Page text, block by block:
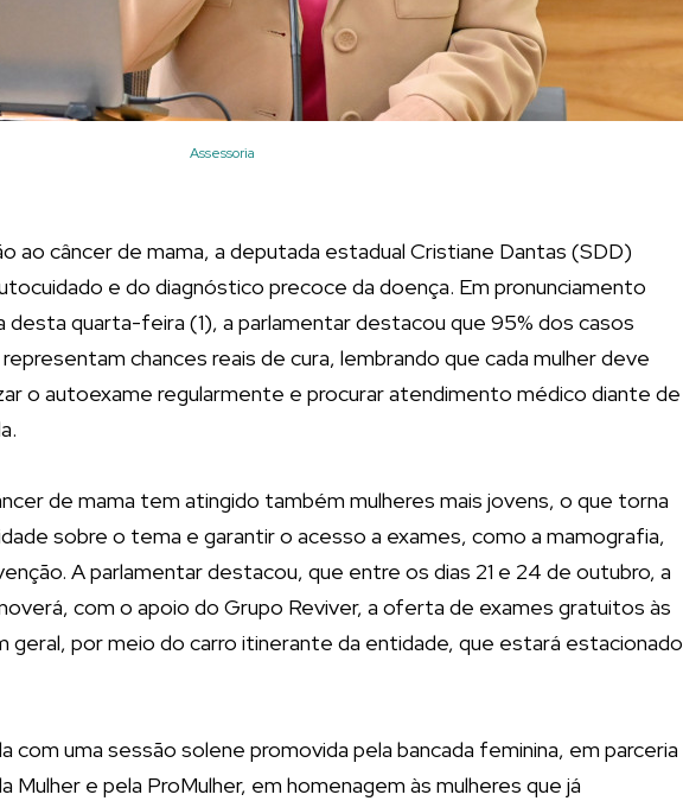
Assessoria
ao câncer de mama, a deputada estadual Cristiane Dantas (SDD)
e do diagnóstico precoce da doença. Em pronunciamento
desta quarta-feira (1), a parlamentar destacou que 95% dos casos
chances reais de cura, lembrando que cada mulher deve
o autoexame regularmente e procurar atendimento médico diante de
de mama tem atingido também mulheres mais jovens, o que torna
sobre o tema e garantir o acesso a exames, como a mamografia,
A parlamentar destacou, que entre os dias 21 e 24 de outubro, a
com o apoio do Grupo Reviver, a oferta de exames gratuitos às
geral, por meio do carro itinerante da entidade, que estará estacionado
com uma sessão solene promovida pela bancada feminina, em parceria
Mulher e pela ProMulher, em homenagem às mulheres que já